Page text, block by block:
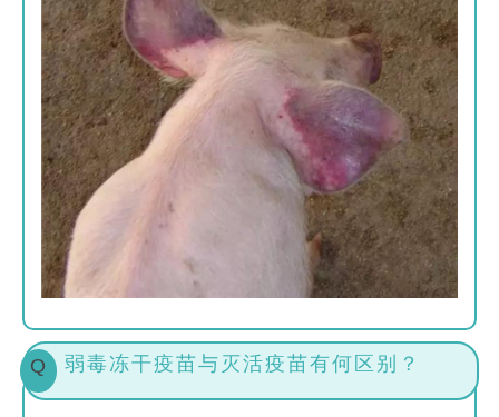
Q 弱毒冻干疫苗与灭活疫苗有何区别？